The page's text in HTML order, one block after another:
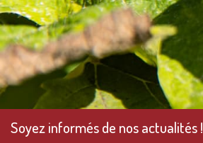
Soyez informés de nos actualités !